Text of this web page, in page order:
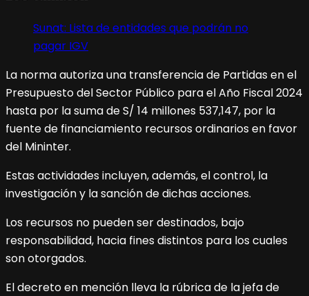
Sunat: Lista de entidades que podrán no
pagar IGV
La norma autoriza una transferencia de Partidas en el
Presupuesto del Sector Público para el Año Fiscal 2024
hasta por la suma de S/ 14 millones 537,147, por la
fuente de financiamiento recursos ordinarios en favor
del Mininter.
Estas actividades incluyen, además, el control, la
investigación y la sanción de dichas acciones.
Los recursos no pueden ser destinados, bajo
responsabilidad, hacia fines distintos para los cuales
son otorgados.
El decreto en mención lleva la rúbrica de la jefa de